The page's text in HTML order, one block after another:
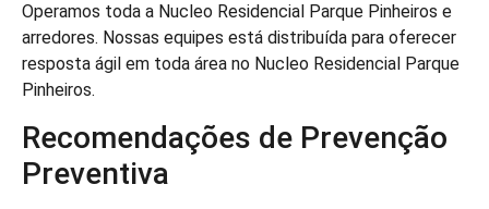
Operamos toda a Nucleo Residencial Parque Pinheiros e
arredores. Nossas equipes está distribuída para oferecer
resposta ágil em toda área no Nucleo Residencial Parque
Pinheiros.
Recomendações de Prevenção
Preventiva